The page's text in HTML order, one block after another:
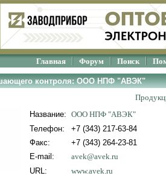
Главная Форум Поиск
контроля: ООО НПФ "АВЭК"
Название: ООО НПФ "АВЭК"
Телефон:
+7 (343) 217-63-84
Факс:
+7 (343) 264-23-81
E-mail:
avek@avek.ru
URL:
www.avek.ru